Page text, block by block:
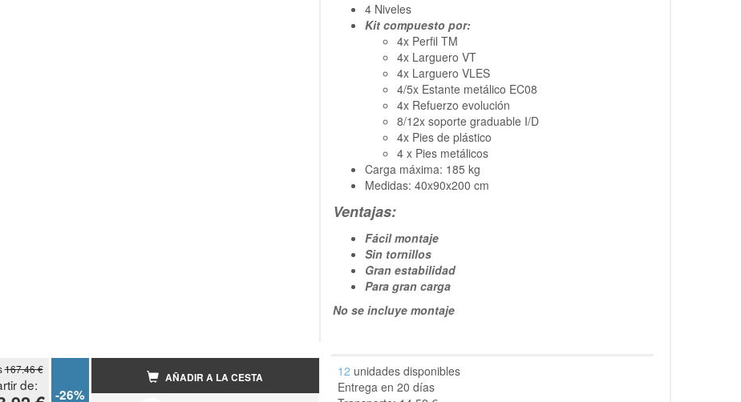
4 Niveles
Kit compuesto por:
4x Perfil TM
4x Larguero VT
4x Larguero VLES
4/5x Estante metálico EC08
4x Refuerzo evolución
8/12x soporte graduable I/D
4x Pies de plástico
4 x Pies metálicos
Carga máxima: 185 kg
Medidas: 40x90x200 cm
Ventajas:
Fácil montaje
Sin tornillos
Gran estabilidad
Para gran carga
No se incluye montaje
167.46 €
de:
-26%
AÑADIR A LA CESTA 12 unidades disponibles
Entrega en 20 días